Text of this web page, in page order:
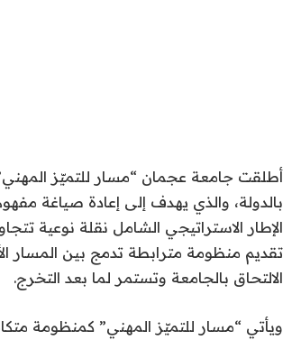
أطلقت جامعة عجمان “مسار للتميّز
بالدولة، والذي يهدف إلى إعادة صياغة
الإطار الاستراتيجي الشامل نقلة نوعية
تقديم منظومة مترابطة تدمج بين المسار
الالتحاق بالجامعة وتستمر لما بعد التخرج.
ويأتي “مسار للتميّز المهني” كمنظومة